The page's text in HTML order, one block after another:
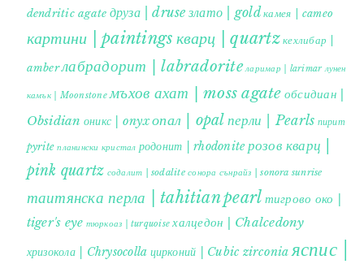
dendritic agate друза | druse злато | gold камея | cameo
картини | paintings кварц | quartzкехлибар |
amberлабрадорит | labradorite ларимар | larimar лунен
камък | Moonstone мъхов ахат | moss agate обсидиан |
Obsidian оникс | onyxопал | opal перли | Pearls пирит |
pyrite планински кристал родонит | rhodonite розов кварц |
pink quartz содалит | sodalite сонора сънрайз | sonora sunrise
таитянска перла | tahitian pearl тигрово око |
tiger's eye тюркоаз | turquoise халцедон | Chalcedony
хризокола | Chrysocolla цирконий | Cubic zirconia яспис |